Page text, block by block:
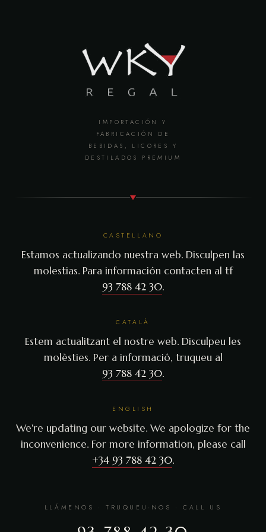
IMPORTACIÓN Y
FABRICACIÓN DE
BEBIDAS, LICORES Y
DESTILADOS PREMIUM
CASTELLANO
Estamos actualizando nuestra web. Disculpen las
molestias. Para información contacten al tf
93 788 42 30.
CATALÀ
Estem actualitzant el nostre web. Disculpeu les
molèsties. Per a informació, truqueu al
93 788 42 30.
ENGLISH
We're updating our website. We apologize for the
inconvenience. For more information, please call
+34 93 788 42 30.
LLÁMENOS · TRUQUEU-NOS · CALL US